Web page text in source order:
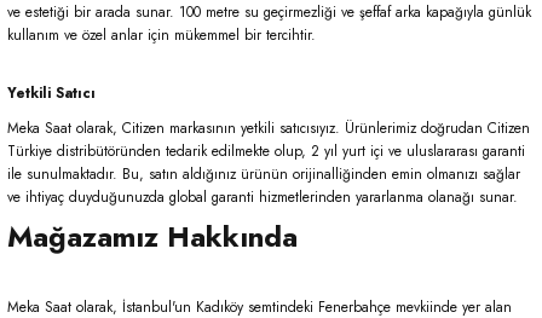
ve estetiği bir arada sunar. 100 metre su geçirmezliği ve şeffaf arka kapağıyla günlük
kullanım ve özel anlar için mükemmel bir tercihtir.
Yetkili Satıcı
Meka Saat olarak, Citizen markasının yetkili satıcısıyız. Ürünlerimiz doğrudan Citizen
Türkiye distribütöründen tedarik edilmekte olup, 2 yıl yurt içi ve uluslararası garanti
ile sunulmaktadır. Bu, satın aldığınız ürünün orijinalliğinden emin olmanızı sağlar
ve ihtiyaç duyduğunuzda global garanti hizmetlerinden yararlanma olanağı sunar.
Mağazamız Hakkında
Meka Saat olarak, İstanbul'un Kadıköy semtindeki Fenerbahçe mevkiinde yer alan